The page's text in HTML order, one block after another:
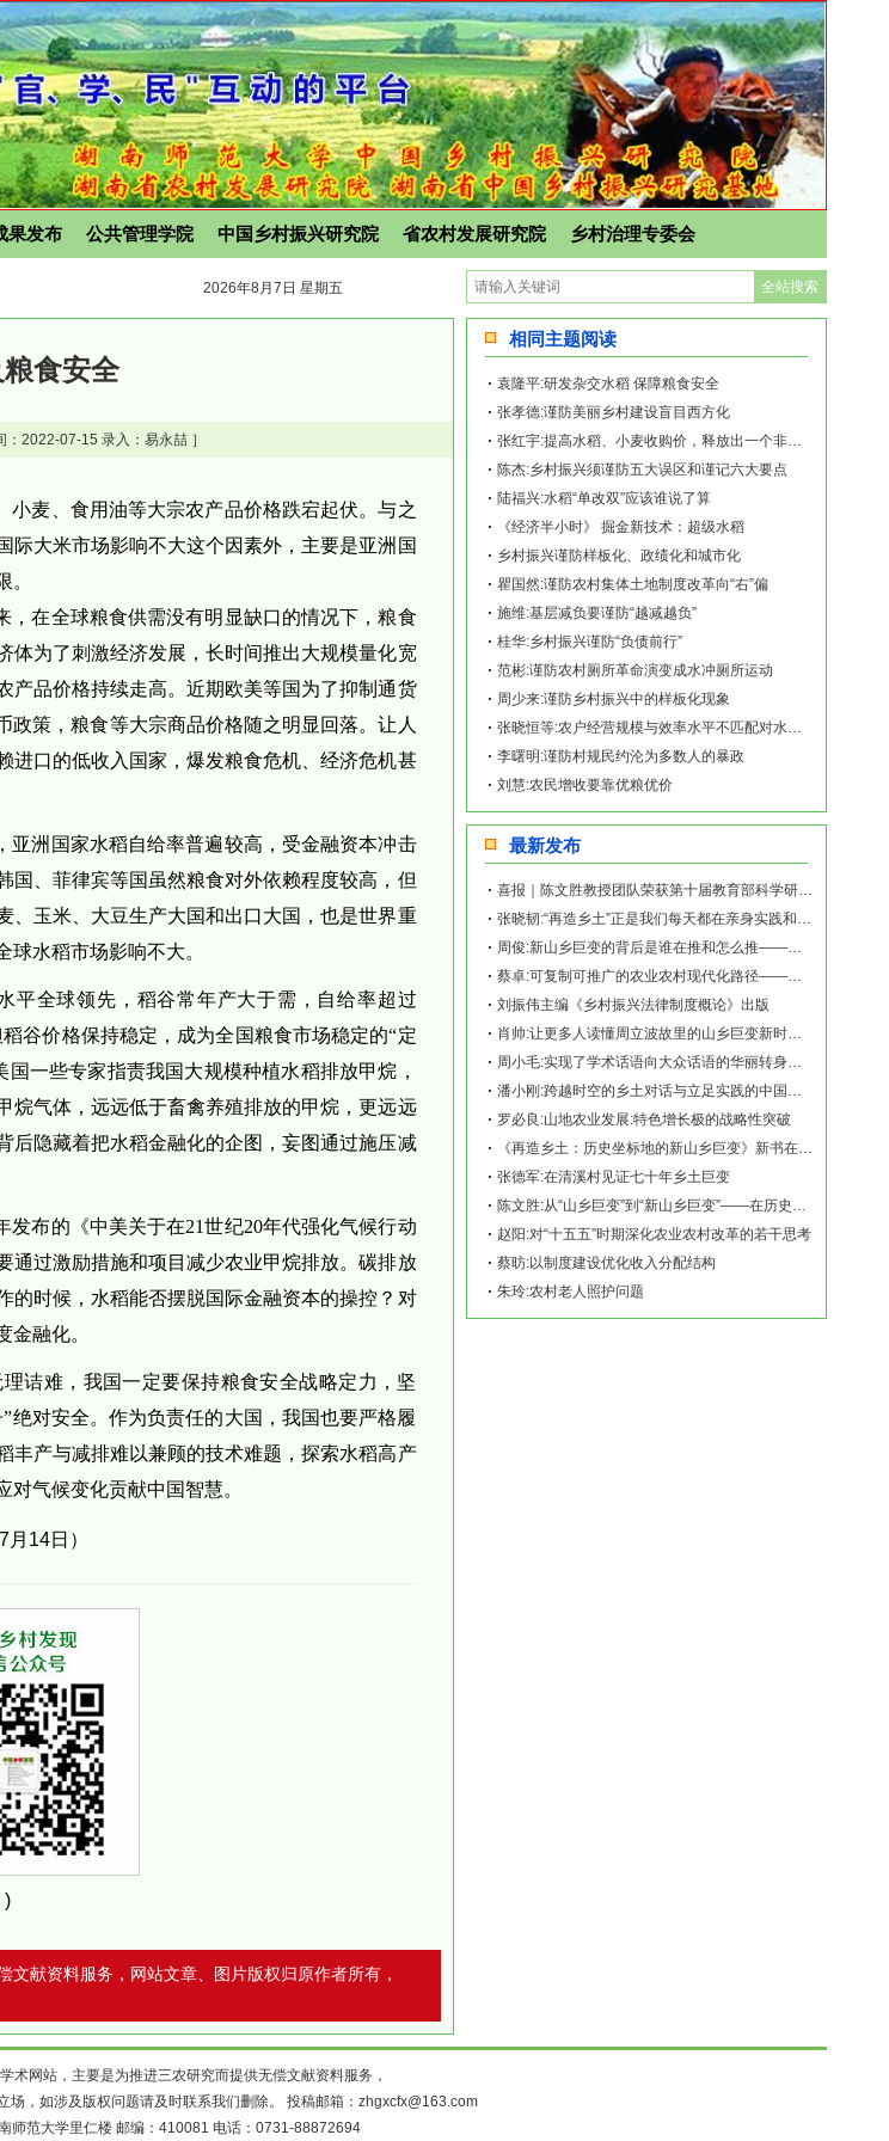
果发布 公共管理学院 中国乡村振兴研究院 省农村发展研究院 乡村治理专委会
2026年8月7日 星期五
食安全
2022-07-15 录入：易永喆 ］
麦、食用油等大宗农产品价格跌宕起伏。与之
际大米市场影响不大这个因素外，主要是亚洲国
在全球粮食供需没有明显缺口的情况下，粮食
体为了刺激经济发展，长时间推出大规模量化宽
产品价格持续走高。近期欧美等国为了抑制通货
政策，粮食等大宗商品价格随之明显回落。让人
进口的低收入国家，爆发粮食危机、经济危机甚
洲国家水稻自给率普遍较高，受金融资本冲击
国、菲律宾等国虽然粮食对外依赖程度较高，但
、玉米、大豆生产大国和出口大国，也是世界重
水稻市场影响不大。
平全球领先，稻谷常年产大于需，自给率超过
谷价格保持稳定，成为全国粮食市场稳定的“定
一些专家指责我国大规模种植水稻排放甲烷，
烷气体，远远低于畜禽养殖排放的甲烷，更远远
后隐藏着把水稻金融化的企图，妄图通过施压减
布的《中美关于在21世纪20年代强化气候行动
通过激励措施和项目减少农业甲烷排放。碳排放
的时候，水稻能否摆脱国际金融资本的操控？对
融化。
诘难，我国一定要保持粮食安全战略定力，坚
绝对安全。作为负责任的大国，我国也要严格履
丰产与减排难以兼顾的技术难题，探索水稻高产
气候变化贡献中国智慧。
月14日）
)
献资料服务，网站文章、图片版权归原作者所有，
相同主题阅读
袁隆平:研发杂交水稻 保障粮食安全
张孝德:谨防美丽乡村建设盲目西方化
张红宇:提高水稻、小麦收购价，释放出一个非常强烈的信号
陈杰:乡村振兴须谨防五大误区和谨记六大要点
陆福兴:水稻“单改双”应该谁说了算
《经济半小时》 掘金新技术：超级水稻
乡村振兴谨防样板化、政绩化和城市化
瞿国然:谨防农村集体土地制度改革向“右”偏
施维:基层减负要谨防“越减越负”
桂华:乡村振兴谨防“负债前行”
范彬:谨防农村厕所革命演变成水冲厕所运动
周少来:谨防乡村振兴中的样板化现象
张晓恒等:农户经营规模与效率水平不匹配对水稻生产成本的影响
李曙明:谨防村规民约沦为多数人的暴政
刘慧:农民增收要靠优粮优价
最新发布
喜报｜陈文胜教授团队荣获第十届教育部科学研究优秀成果奖（人文社会科学）
张晓韧:“再造乡土”正是我们每天都在亲身实践和探索的事业——《再造乡土:历史坐标地的
周俊:新山乡巨变的背后是谁在推和怎么推——《再造乡土:历史坐标地的新山乡巨变》新书发
蔡卓:可复制可推广的农业农村现代化路径——《再造乡土:历史坐标地的新山乡巨变》新书发
刘振伟主编《乡村振兴法律制度概论》出版
肖帅:让更多人读懂周立波故里的山乡巨变新时代故事——《再造乡土:历史坐标地的新山乡巨
周小毛:实现了学术话语向大众话语的华丽转身——《再造乡土:历史坐标地的新山乡巨变》新
潘小刚:跨越时空的乡土对话与立足实践的中国故事——《再造乡土:历史坐标地的新山乡巨变
罗必良:山地农业发展:特色增长极的战略性突破
《再造乡土：历史坐标地的新山乡巨变》新书在赫山清溪村首发
张德军:在清溪村见证七十年乡土巨变
陈文胜:从“山乡巨变”到“新山乡巨变”——在历史坐标地观察中国乡村现代化
赵阳:对“十五五”时期深化农业农村改革的若干思考
蔡昉:以制度建设优化收入分配结构
朱玲:农村老人照护问题
术网站，主要是为推进三农研究而提供无偿文献资料服务，
，如涉及版权问题请及时联系我们删除。 投稿邮箱： zhgxcfx@163.com
师范大学里仁楼 邮编：410081 电话：0731-88872694